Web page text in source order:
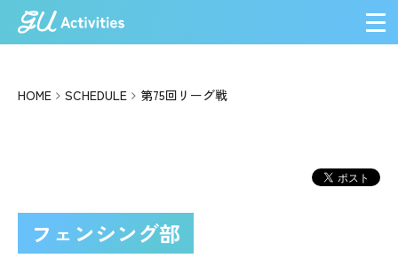
メ
HOME SCHEDULE 第75回リーグ戦
フェンシング部